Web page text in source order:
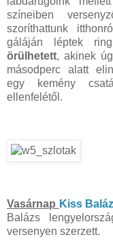
színeiben
szoríthattunk
gáláján léptek
örülhetett, akinek
másodperc alatt
egy kemény
ellenfelétől.
Vasárnap Kiss
Balázs
versenyen szerzett.